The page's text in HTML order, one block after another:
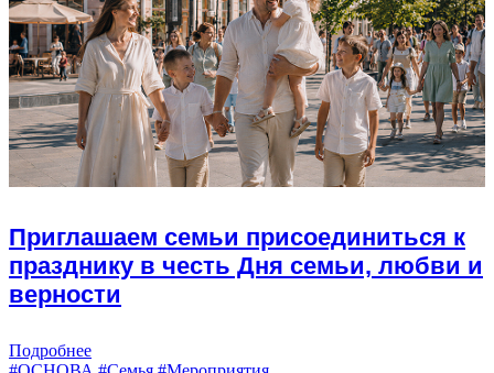
Приглашаем семьи присоединиться к
празднику в честь Дня семьи, любви и
верности
Подробнее